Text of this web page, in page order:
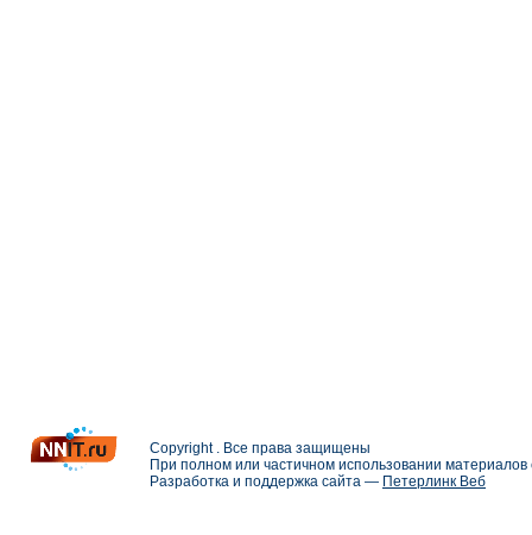
Copyright . Все права защищены
При полном или частичном использовании
Разработка и поддержка сайта — Петерлинк Веб